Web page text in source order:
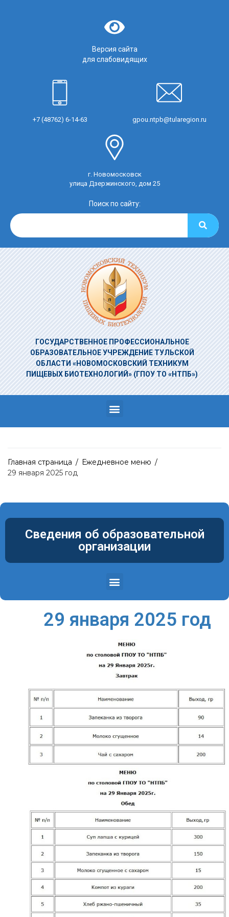
Версия сайта
для слабовидящих
+7 (48762) 6-14-63 gpou.ntpb@tularegion.ru
г. Новомосковск
улица Дзержинского, дом 25
Поиск по сайту:
ГОСУДАРСТВЕННОЕ ПРОФЕССИОНАЛЬНОЕ
ОБРАЗОВАТЕЛЬНОЕ УЧРЕЖДЕНИЕТУЛЬСКОЙ
ОБЛАСТИ «НОВОМОСКОВСКИЙ ТЕХНИКУМ
ПИЩЕВЫХ БИОТЕХНОЛОГИЙ» (ГПОУ ТО «НТПБ»)
Главная страница / Ежедневное меню /
29 января 2025 год
Сведения об образовательной
организации
29 января 2025 год